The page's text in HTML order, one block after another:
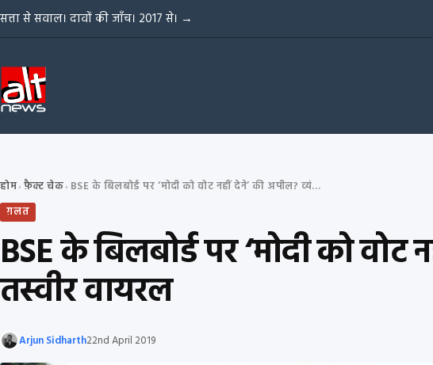
Skip to content
सत्ता से सवाल। दावों की जाँच। 2017 से। →
होम› फ़ैक्ट चेक›
BSE के बिलबोर्ड पर ‘मोदी को वोट नहीं देने’ की अपील? व्यंग्यपूर्ण फॉटोशॉप तस्वीर वायरल
ग़लत
BSE के बिलबोर्ड पर ‘मोदी को
तस्वीर वायरल
Arjun Sidharth22nd April 2019